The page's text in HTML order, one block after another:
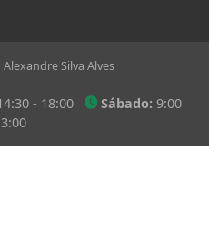
Silva Alves
- 18:00 Sábado: 9:00